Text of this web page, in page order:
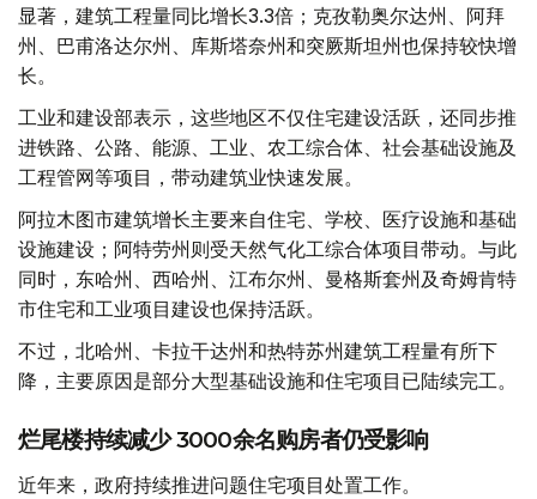
显著，建筑工程量同比增长3.3倍；克孜勒奥尔达州、阿拜
州、巴甫洛达尔州、库斯塔奈州和突厥斯坦州也保持较快增
长。
工业和建设部表示，这些地区不仅住宅建设活跃，还同步推
进铁路、公路、能源、工业、农工综合体、社会基础设施及
工程管网等项目，带动建筑业快速发展。
阿拉木图市建筑增长主要来自住宅、学校、医疗设施和基础
设施建设；阿特劳州则受天然气化工综合体项目带动。与此
同时，东哈州、西哈州、江布尔州、曼格斯套州及奇姆肯特
市住宅和工业项目建设也保持活跃。
不过，北哈州、卡拉干达州和热特苏州建筑工程量有所下
降，主要原因是部分大型基础设施和住宅项目已陆续完工。
烂尾楼持续减少 3000余名购房者仍受影响
近年来，政府持续推进问题住宅项目处置工作。